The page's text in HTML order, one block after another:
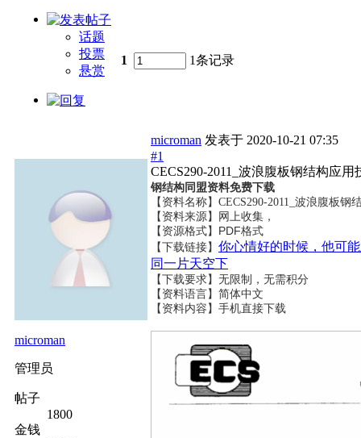
话题
投票
悬赏
1 1条记录
microman
管理员
帖子
1800
金钱
microman 发表于 2020-10-21 07:35
#1
CECS290-2011_波浪腹板钢结构应
钢结构同盟资料免费下载
【资料名称】 CECS290-2011_波浪腹板钢
【资料来源】网上收集，
【资源格式】PDF格式
【下载链接】 你心情好的时候，他可
同一片天空下
【下载要求】无限制，无需积分
【资料语言】简体中文
【资料内容】 手机直接下载